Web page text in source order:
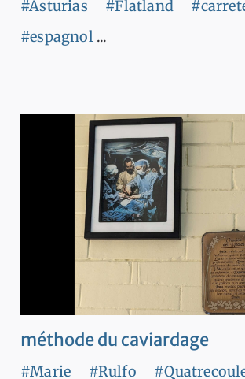
#Asturias #Flatland
#espagnol...
méthode du caviardage
#Marie #Rulfo